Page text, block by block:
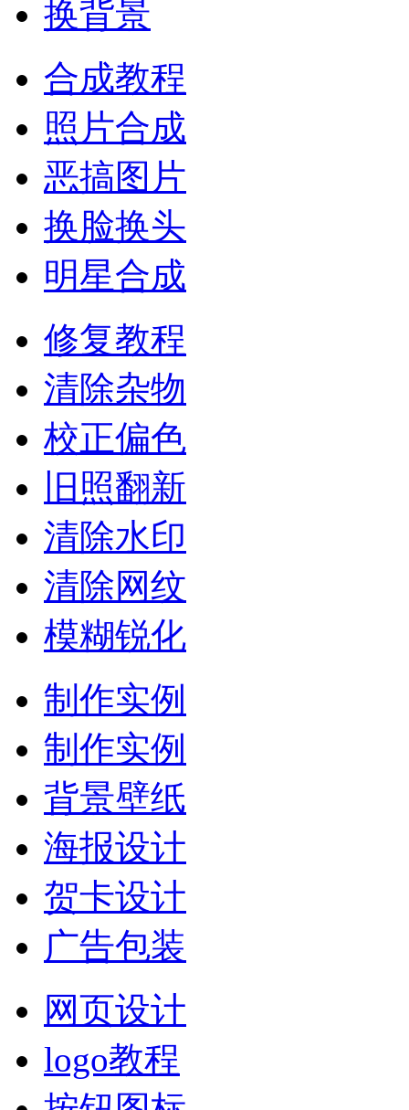
换背景
合成教程
照片合成
恶搞图片
换脸换头
明星合成
修复教程
清除杂物
校正偏色
旧照翻新
清除水印
清除网纹
模糊锐化
制作实例
制作实例
背景壁纸
海报设计
贺卡设计
广告包装
网页设计
logo教程